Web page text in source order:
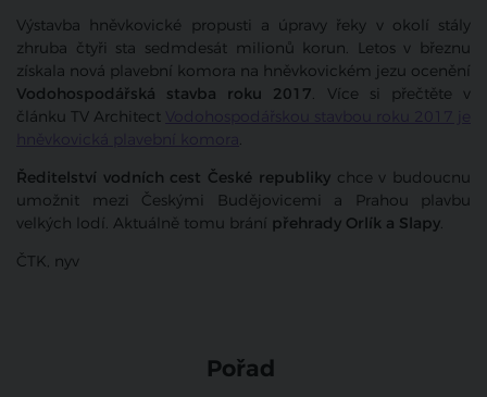
Výstavba hněvkovické propusti a úpravy řeky v okolí stály
zhruba čtyři sta sedmdesát milionů korun. Letos v březnu
získala nová plavební komora na hněvkovickém jezu ocenění
Vodohospodářská stavba roku 2017. Více si přečtěte v
článku TV Architect Vodohospodářskou stavbou roku 2017 je
hněvkovická plavební komora .
Ředitelství vodních cest České republikychce v budoucnu
umožnit mezi Českými Budějovicemi a Prahou plavbu
velkých lodí. Aktuálně tomu brání přehrady Orlík a Slapy.
ČTK, nyv
Pořad